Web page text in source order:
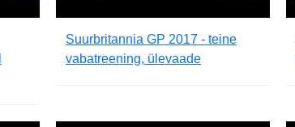
Suurbritannia GP 2017 - teine
vabatreening, ülevaade